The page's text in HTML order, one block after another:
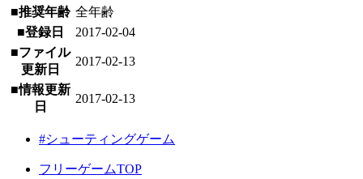
■推奨年齢 全年齢
■登録日
2017-02-04
■ファイル
更新日
2017-02-13
■情報更新
日
2017-02-13
#シューティングゲーム
フリーゲームTOP